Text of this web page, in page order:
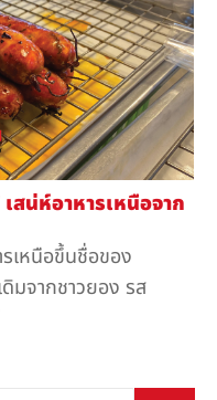
สน่ห์อาหารเหนือจาก
เหนือขึ้นชื่อของ
มจากชาวยอง รส